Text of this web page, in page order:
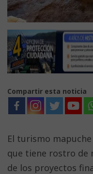
Compartir esta noticia
El turismo
que tiene rostro de
de los proyectos